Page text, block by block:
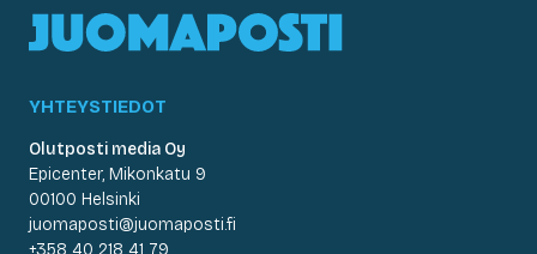
YHTEYSTIEDOT
Olutposti media Oy
Epicenter, Mikonkatu 9
00100 Helsinki
juomaposti@juomaposti.fi